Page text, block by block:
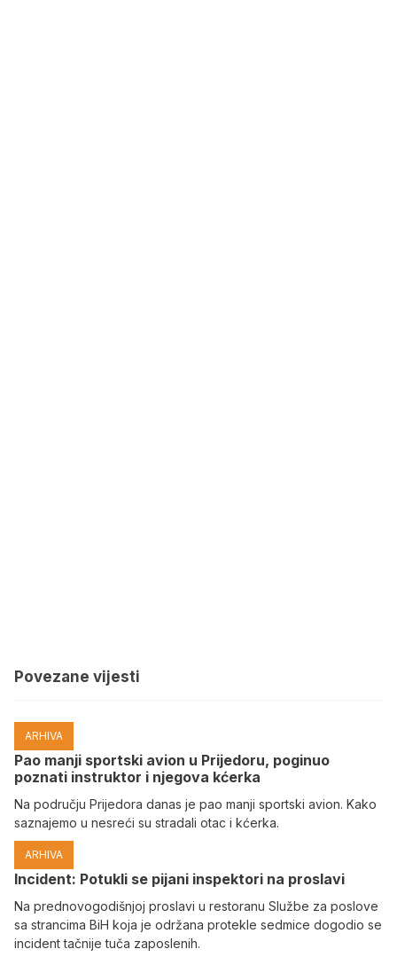
Povezane vijesti
ARHIVA
Pao manji sportski avion u Prijedoru, poginuo
poznati instruktor i njegova kćerka
Na području Prijedora danas je pao manji sportski avion. Kako
saznajemo u nesreći su stradali otac i kćerka.
ARHIVA
Incident: Potukli se pijani inspektori na proslavi
Na prednovogodišnjoj proslavi u restoranu Službe za poslove
sa strancima BiH koja je održana protekle sedmice dogodio se
incident tačnije tuča zaposlenih.